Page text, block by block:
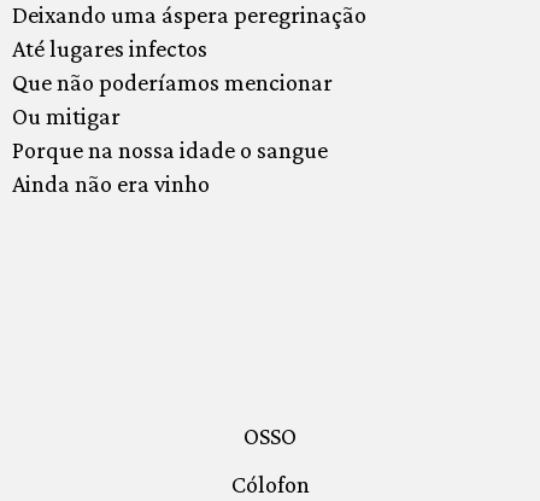
Deixando uma áspera peregrinação
Até lugares infectos
Que não poderíamos mencionar
Ou mitigar
Porque na nossa idade o sangue
Ainda não era vinho
OSSO
Cólofon